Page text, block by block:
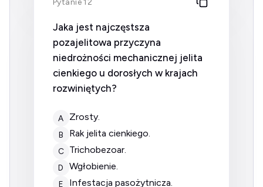
Jaka jest najczęstsza
pozajelitowa przyczyna
niedrożności mechanicznej jelita
cienkiego u dorosłych w krajach
rozwiniętych?
A zrosty.
B rak jelita cienkiego.
C trichobezoar.
D wgłobienie.
E infestacja pasożytnicza.